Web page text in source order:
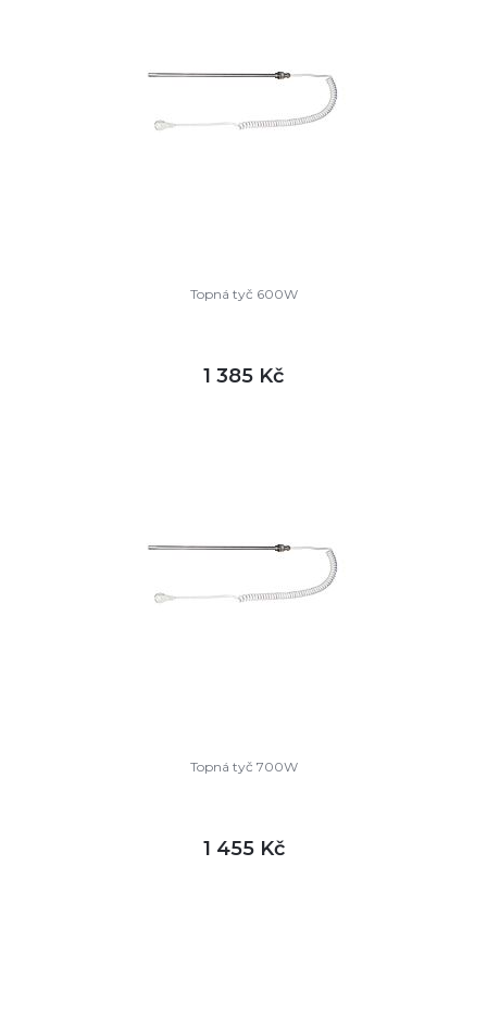
Topná tyč 600W
1 385 Kč
Topná tyč 700W
1 455 Kč